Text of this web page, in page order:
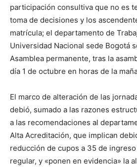
participación consultiva que no es
toma de decisiones y los
matrícula; el departamento de
Universidad Nacional sede Bogotá
Asamblea permanente, tras la
día 1 de octubre en horas de la
El marco de alteración de las
debió, sumado a las razones
a las recomendaciones al
Alta Acreditación, que implican
reducción de cupos a 35 de
regular, y «ponen en evidencia» la